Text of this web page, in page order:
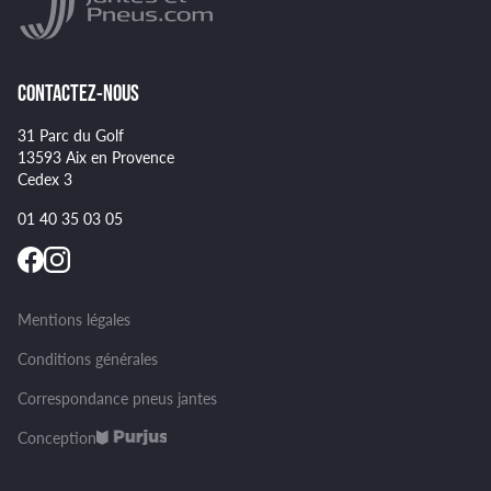
Spécificités pour certains pneus
CONTACTEZ-NOUS
31 Parc du Golf
13593 Aix en Provence
Cedex 3
01 40 35 03 05
Mentions légales
Conditions générales
Correspondance pneus jantes
Conception